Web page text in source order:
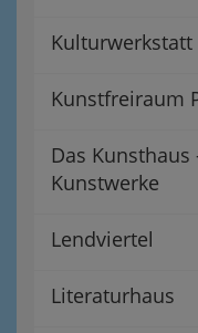
Kulturwerkstatt
Kunstfreiraum
Das
Kunstwerke
Lendviertel
Literaturhaus